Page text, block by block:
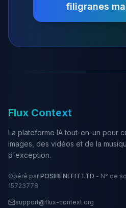
filigranes
Flux Context
La plateforme IA tout-en-un pour
images, des vidéos et de la
d'exception.
Opéré par POSIBENEFIT LTD - N° de
15723778
support@flux-context.org